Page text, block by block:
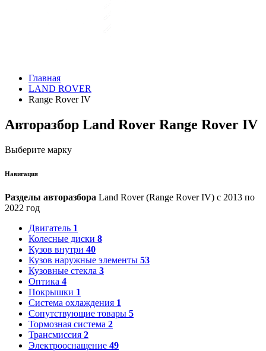
Главная
LAND ROVER
Range Rover IV
Авторазбор Land Rover Range Rover IV
Выберите марку
Навигация
Разделы авторазбора Land Rover (Range Rover IV) с 2013 по
2022 год
Двигатель 1
Колесные диски 8
Кузов внутри 40
Кузов наружные элементы 53
Кузовные стекла 3
Оптика 4
Покрышки 1
Система охлаждения 1
Сопутствующие товары 5
Тормозная система 2
Трансмиссия 2
Электрооснащение 49